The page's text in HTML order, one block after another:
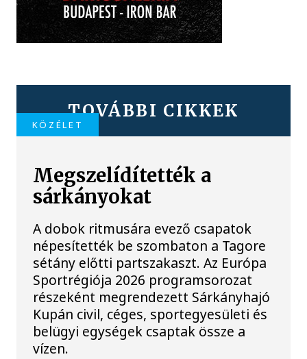
TOVÁBBI CIKKEK
KÖZÉLET
Megszelídítették a
sárkányokat
A dobok ritmusára evező csapatok
népesítették be szombaton a Tagore
sétány előtti partszakaszt. Az Európa
Sportrégiója 2026 programsorozat
részeként megrendezett Sárkányhajó
Kupán civil, céges, sportegyesületi és
belügyi egységek csaptak össze a
vízen.